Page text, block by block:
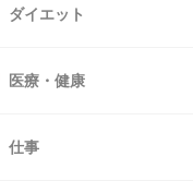
ダイエット
医療・健康
仕事